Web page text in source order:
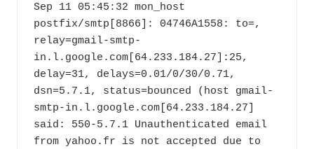
Sep 11 05:45:32 mon_host
postfix/smtp[8866]: 04746A1558: to=,
relay=gmail-smtp-
in.l.google.com[64.233.184.27]:25,
delay=31, delays=0.01/0/30/0.71,
dsn=5.7.1, status=bounced (host gmail-
smtp-in.l.google.com[64.233.184.27]
said: 550-5.7.1 Unauthenticated email
from yahoo.fr is not accepted due to